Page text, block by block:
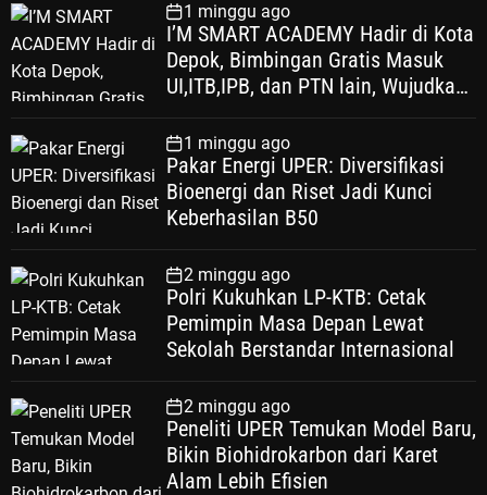
1 minggu ago
I’M SMART ACADEMY Hadir di Kota
Depok, Bimbingan Gratis Masuk
UI,ITB,IPB, dan PTN lain, Wujudkan
Satu Keluarga Satu Sarjana PTN
1 minggu ago
Pakar Energi UPER: Diversifikasi
Bioenergi dan Riset Jadi Kunci
Keberhasilan B50
2 minggu ago
Polri Kukuhkan LP-KTB: Cetak
Pemimpin Masa Depan Lewat
Sekolah Berstandar Internasional
2 minggu ago
Peneliti UPER Temukan Model Baru,
Bikin Biohidrokarbon dari Karet
Alam Lebih Efisien